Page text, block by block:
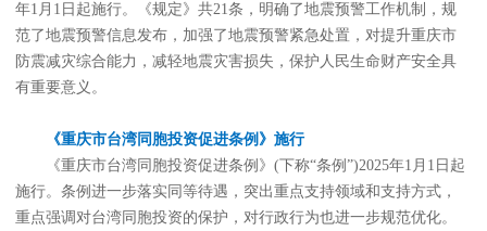
年1月1日起施行。《规定》共21条，明确了地震预警工作机制，规
范了地震预警信息发布，加强了地震预警紧急处置，对提升重庆市
防震减灾综合能力，减轻地震灾害损失，保护人民生命财产安全具
有重要意义。
《重庆市台湾同胞投资促进条例》施行
《重庆市台湾同胞投资促进条例》(下称“条例”)2025年1月1日起
施行。条例进一步落实同等待遇，突出重点支持领域和支持方式，
重点强调对台湾同胞投资的保护，对行政行为也进一步规范优化。